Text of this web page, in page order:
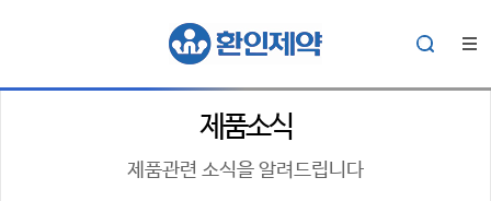
제품소식
제품관련 소식을 알려드립니다